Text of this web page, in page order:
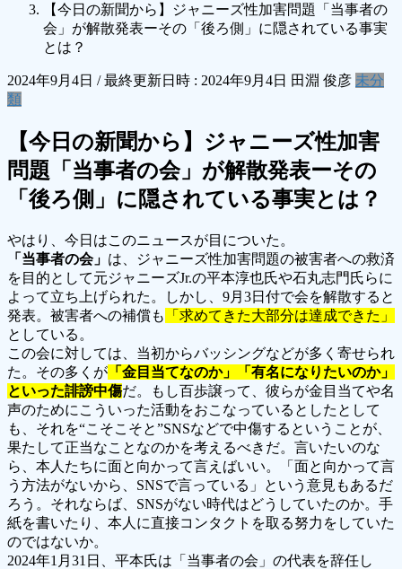
【今日の新聞から】ジャニーズ性加害問題「当事者の
会」が解散発表ーその「後ろ側」に隠されている事実
とは？
2024年9月4日 / 最終更新日時 : 2024年9月4日 田淵 俊彦 未分
類
【今日の新聞から】ジャニーズ性加害
問題「当事者の会」が解散発表ーその
「後ろ側」に隠されている事実とは？
やはり、今日はこのニュースが目についた。
「当事者の会」 は、ジャニーズ性加害問題の被害者への救済
を目的として元ジャニーズJr.の平本淳也氏や石丸志門氏らに
よって立ち上げられた。しかし、9月3日付で会を解散すると
発表。被害者への補償も
「求めてきた大部分は達成できた」
としている。
この会に対しては、当初からバッシングなどが多く寄せられ
た。その多くが 「金目当てなのか」「有名になりたいのか」
といった誹謗中傷だ。もし百歩譲って、彼らが金目当てや名
声のためにこういった活動をおこなっているとしたとして
も、それを“こそこそと”SNSなどで中傷するということが、
果たして正当なことなのかを考えるべきだ。言いたいのな
ら、本人たちに面と向かって言えばいい。「面と向かって言
う方法がないから、SNSで言っている」という意見もあるだ
ろう。それならば、SNSがない時代はどうしていたのか。手
紙を書いたり、本人に直接コンタクトを取る努力をしていた
のではないか。
2024年1月31日、平本氏は「当事者の会」の代表を辞任し